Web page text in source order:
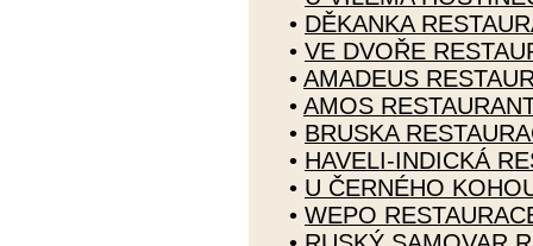
• DĚKANKA
• VE DVOŘE
• AMADEUS
• AMOS
• BRUSKA
• HAVELI-INDICKÁ
• U ČERNÉHO
• WEPO